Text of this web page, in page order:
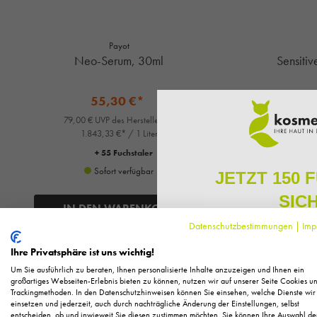
Payot
Neo-Serum, 30ml
55,30 €*
79,00 € UVP des Herstellers**
1.843,33 €* / 1 Liter
+ 55 Fuchstaler
Sofort verfügbar
IN DEN WARENKORB IN
%
Datenschutzbestimmungen |
Ihre Privatsphäre ist uns wichtig!
Um Sie ausführlich zu beraten, Ihnen personalisierte Inhalte anzuzeigen und Ihnen ein
großartiges Webseiten-Erlebnis bieten zu können, nutzen wir auf unserer Seite Cookies
Trackingmethoden. In den Datenschutzhinweisen können Sie einsehen, welche Dienste wir
einsetzen und jederzeit, auch durch nachträgliche Änderung der Einstellungen, selbst
JETZT 150
Melden Sie sich zu
regelmäßig exklusive
Pflege, neue Produkte
Als kleines Dankeschön für
Ihnen150 Fuchstaler*, die
Einkauf